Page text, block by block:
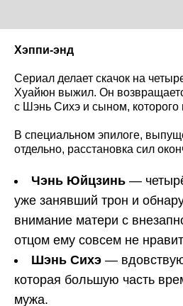
Хэппи-энд
Сериал делает скачок на
Хуайюн выжил. Он
с Шэнь Сихэ и сыном, которого
В специальном эпилоге,
отдельно, расстановка сил
Чэнь Юйцзинь —
уже занявший трон и
внимание матери с
отцом ему совсем не
Шэнь Сихэ —
которая большую часть
мужа.